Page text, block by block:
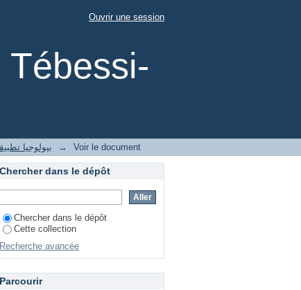
de risque
de femmes
Ouvrir une session
1- بيولوجيا → Voir le document
Chercher dans le dépôt
Chercher dans le dépôt
Cette collection
Recherche avancée
Parcourir